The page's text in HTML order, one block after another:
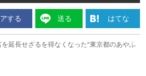
する 送る はてな
延長せざるを得なくなった“東京都のあやふ